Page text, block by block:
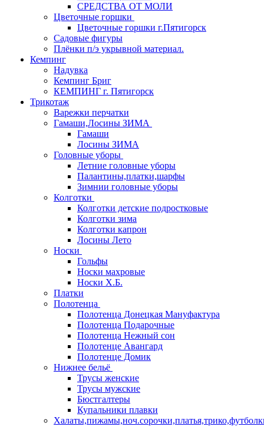
СРЕДСТВА ОТ МОЛИ
Цветочные горшки
Цветочные горшки г.Пятигорск
Садовые фигуры
Плёнки п/э укрывной материал.
Кемпинг
Надувка
Кемпинг Бриг
КЕМПИНГ г. Пятигорск
Трикотаж
Варежки перчатки
Гамаши,Лосины ЗИМА
Гамаши
Лосины ЗИМА
Головные уборы
Летние головные уборы
Палантины,платки,шарфы
Зимнии головные уборы
Колготки
Колготки детские подростковые
Колготки зима
Колготки капрон
Лосины Лето
Носки
Гольфы
Носки махровые
Носки Х.Б.
Платки
Полотенца
Полотенца Донецкая Мануфактура
Полотенца Подарочные
Полотенца Нежный сон
Полотенце Авангард
Полотенце Домик
Нижнее бельё
Трусы женские
Трусы мужские
Бюстгалтеры
Купальники плавки